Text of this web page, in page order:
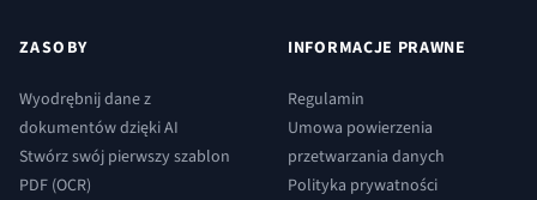
ZASOBY
Wyodrębnij dane z
dokumentów dzięki AI
Stwórz swój pierwszy szablon
PDF (OCR)
INFORMACJE PRAWNE
Regulamin
Umowa powierzenia
przetwarzania danych
Polityka prywatności